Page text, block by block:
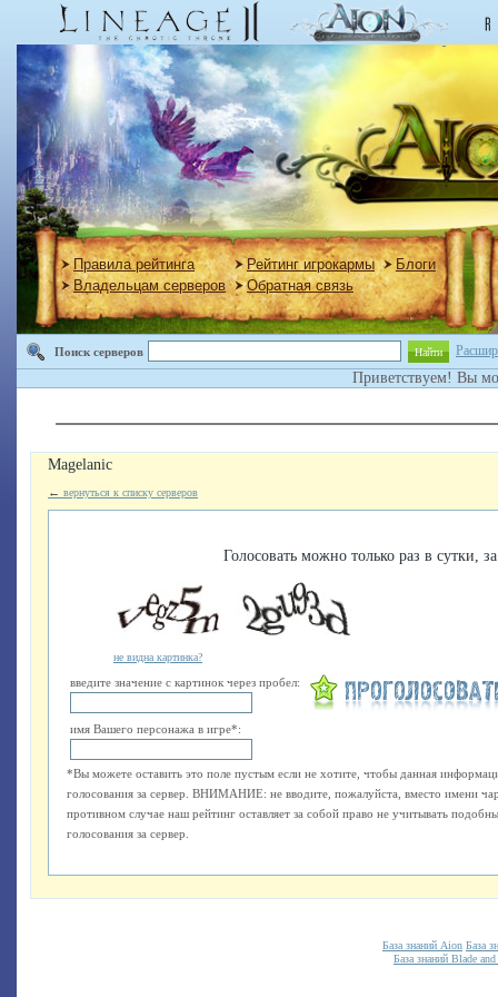
Правила рейтинга Рейтинг игрокармы
Блоги
Владельцам серверов
Обратная связь
Поиск серверов Найти
Приветствуем! Вы
Magelanic
← вернуться к списку серверов
Голосовать можно только раз в сутки,
не видна картинка?
введите значение с картинок через пробел:
имя Вашего персонажа в игре*:
*Вы можете оставить это поле пустым если не хотите, чтобы данная
голосования за сервер. ВНИМАНИЕ: не вводите, пожалуйста, вместо имени
противном случае наш рейтинг оставляет за собой право не учитывать
голосования за сервер.
База знаний Aion База
База знаний Blade